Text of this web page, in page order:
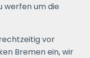
werfen um die
vor
Bremen ein, wir